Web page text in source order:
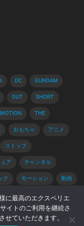
DC GUNDAM
OUT SHORT
THE
おもちゃ アニメ
ストップ
ア チャンネル
ク モーション 動画
解説に最高のエクスペリエ
イトのご利用を継続さ
せていただきます。